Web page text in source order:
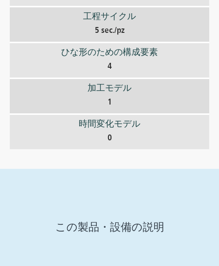
工程サイクル
5 sec./pz
ひな形のための構成要素
4
加工モデル
1
時間変化モデル
0
この製品・設備の説明